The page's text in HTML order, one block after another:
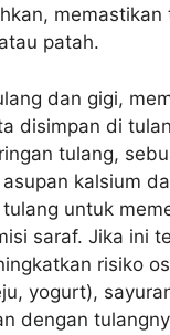
patah.
dan gigi,
disimpan di
tulang,
kalsium
untuk
saraf. Jika ini
risiko
yogurt),
dengan